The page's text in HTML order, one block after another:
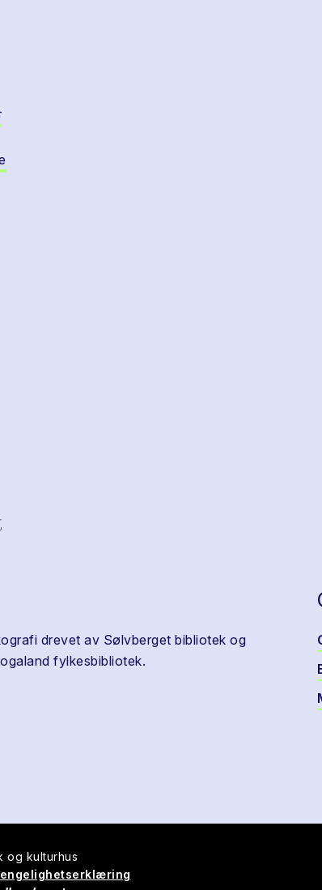
drevet av Sølvberget bibliotek og
fylkesbibliotek.
og kulturhus